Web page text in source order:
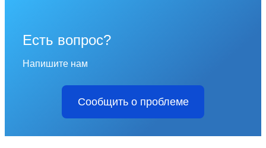
Есть вопрос?
Напишите нам
Сообщить о проблеме